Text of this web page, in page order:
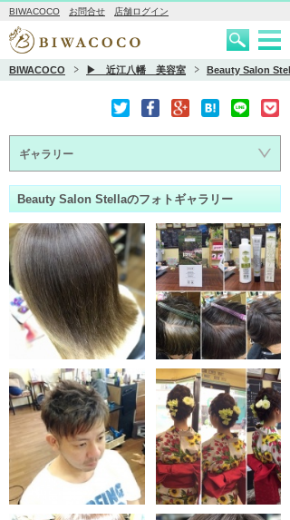
BIWACOCO お問合せ 店舗ログイン
BIWACOCO ▶ 近江八幡 美容室 Beauty Salon
ギャラリー
Beauty Salon Stellaのフォトギャラリー